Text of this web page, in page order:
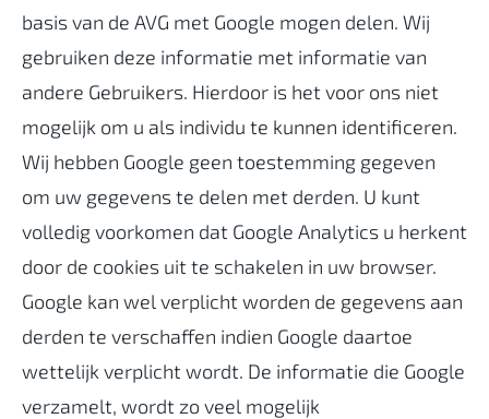
basis van de AVG met Google mogen delen. Wij
gebruiken deze informatie met informatie van
andere Gebruikers. Hierdoor is het voor ons niet
mogelijk om u als individu te kunnen identificeren.
Wij hebben Google geen toestemming gegeven
om uw gegevens te delen met derden. U kunt
volledig voorkomen dat Google Analytics u herkent
door de cookies uit te schakelen in uw browser.
Google kan wel verplicht worden de gegevens aan
derden te verschaffen indien Google daartoe
wettelijk verplicht wordt. De informatie die Google
verzamelt, wordt zo veel mogelijk